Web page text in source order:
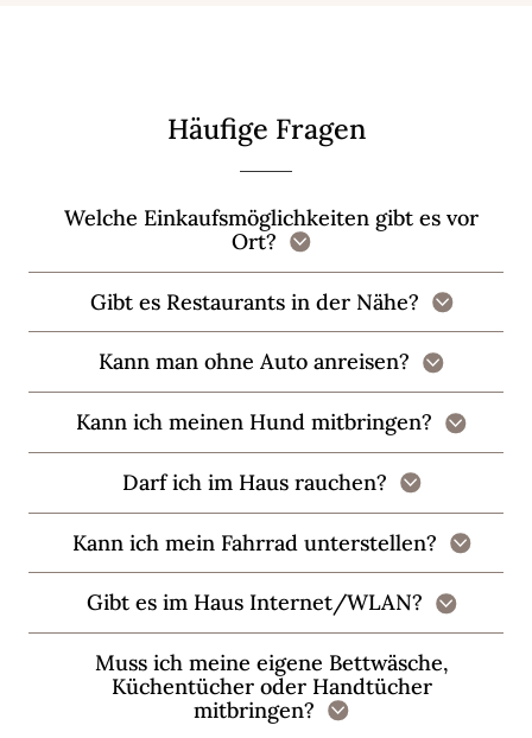
Häufige Fragen
Welche Einkaufsmöglichkeiten gibt es vor
Ort?
Gibt es Restaurants in der Nähe?
Kann man ohne Auto anreisen?
Kann ich meinen Hund mitbringen?
Darf ich im Haus rauchen?
Kann ich mein Fahrrad unterstellen?
Gibt es im Haus Internet/WLAN?
Muss ich meine eigene Bettwäsche,
Küchentücher oder Handtücher
mitbringen?